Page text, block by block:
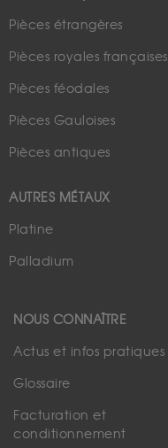
Pièces étrangères
Pièces royales françaises
Pièces féodales
Pièces Gauloises
Pièces antiques
AUTRES MÉTAUX
Platine
Palladium
NOUS CONNAÎTRE
Actus et infos pratiques
Glossaire
Facturation et
conditionnement